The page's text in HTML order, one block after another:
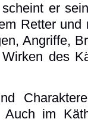
er
Retter
Angriffe,
des
Auch im